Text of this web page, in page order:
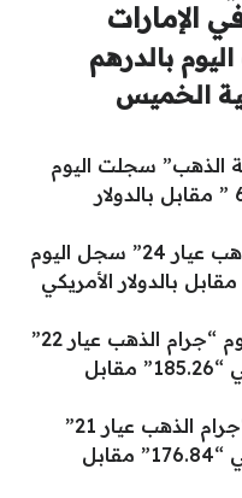
بالدرهم
الخميس
الذهب” سجلت اليوم
بالدرهم الإماراتي “6,285.40 ” مقابل بالدولار
“جرام الذهب عيار 24” سجل اليوم
الإماراتي “202.10” مقابل بالدولار الأمريكي
سعر الذهب في الامارات اليوم “جرام الذهب عيار 22”
سجل اليوم بالدرهم الإماراتي “185.26” مقابل
“جرام الذهب عيار 21”
سجل اليوم بالدرهم الإماراتي “176.84” مقابل